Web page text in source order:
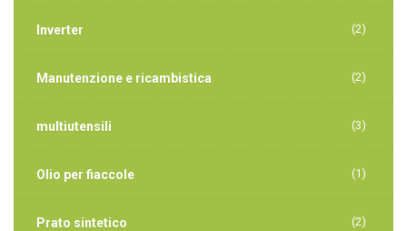
Inverter (2)
Manutenzione e ricambistica (2)
multiutensili (3)
Olio per fiaccole (1)
Prato sintetico (2)